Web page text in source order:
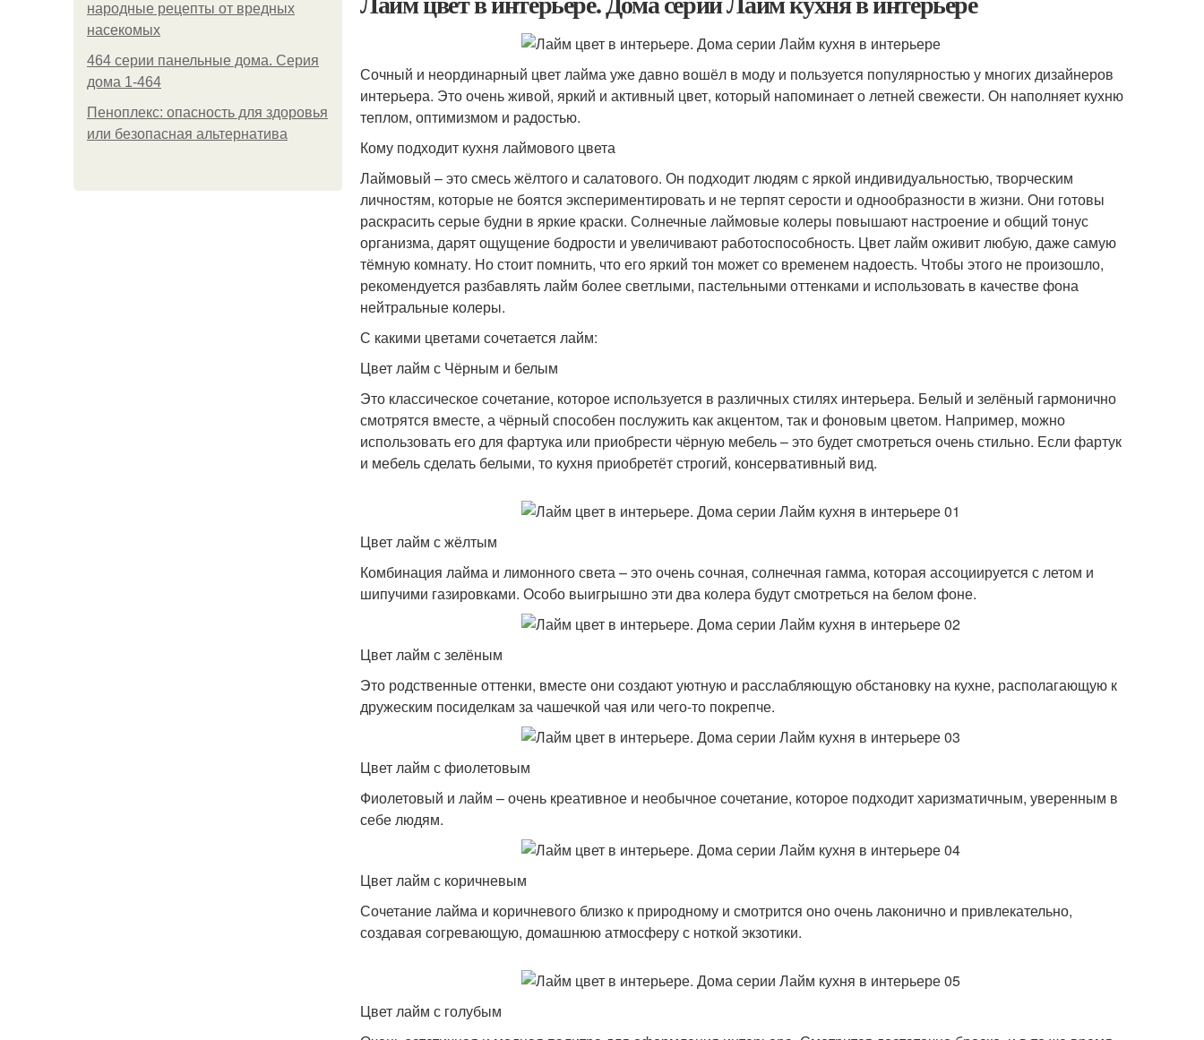
народные рецепты от вредных
насекомых
464 серии панельные дома. Серия
дома 1-464
Пеноплекс: опасность для здоровья
или безопасная альтернатива
Сочный и неординарный цвет лайма уже давно вошёл в моду и пользуется популярностью у многих дизайнеров
интерьера. Это очень живой, яркий и активный цвет, который напоминает о летней свежести. Он наполняет кухню
теплом, оптимизмом и радостью.
Кому подходит кухня лаймового цвета
Лаймовый – это смесь жёлтого и салатового. Он подходит людям с яркой индивидуальностью, творческим
личностям, которые не боятся экспериментировать и не терпят серости и однообразности в жизни. Они готовы
раскрасить серые будни в яркие краски. Солнечные лаймовые колеры повышают настроение и общий тонус
организма, дарят ощущение бодрости и увеличивают работоспособность. Цвет лайм оживит любую, даже самую
тёмную комнату. Но стоит помнить, что его яркий тон может со временем надоесть. Чтобы этого не произошло,
рекомендуется разбавлять лайм более светлыми, пастельными оттенками и использовать в качестве фона
нейтральные колеры.
С какими цветами сочетается лайм:
Цвет лайм с Чёрным и белым
Это классическое сочетание, которое используется в различных стилях интерьера. Белый и зелёный гармонично
смотрятся вместе, а чёрный способен послужить как акцентом, так и фоновым цветом. Например, можно
использовать его для фартука или приобрести чёрную мебель – это будет смотреться очень стильно. Если фартук
и мебель сделать белыми, то кухня приобретёт строгий, консервативный вид.
Цвет лайм с жёлтым
Комбинация лайма и лимонного света – это очень сочная, солнечная гамма, которая ассоциируется с летом и
шипучими газировками. Особо выигрышно эти два колера будут смотреться на белом фоне.
Цвет лайм с зелёным
Это родственные оттенки, вместе они создают уютную и расслабляющую обстановку на кухне, располагающую к
дружеским посиделкам за чашечкой чая или чего-то покрепче.
Цвет лайм с фиолетовым
Фиолетовый и лайм – очень креативное и необычное сочетание, которое подходит харизматичным, уверенным в
себе людям.
Цвет лайм с коричневым
Сочетание лайма и коричневого близко к природному и смотрится оно очень лаконично и привлекательно,
создавая согревающую, домашнюю атмосферу с ноткой экзотики.
Цвет лайм с голубым